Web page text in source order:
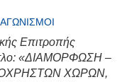
Επιτροπής
«ΔΙΑΜΟΡΦΩΣΗ –
ΧΩΡΩΝ,